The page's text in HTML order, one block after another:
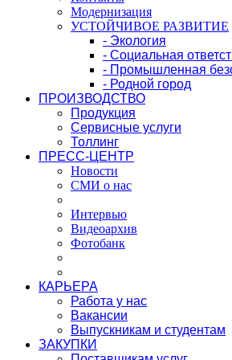
Модернизация
УСТОЙЧИВОЕ РАЗВИТИЕ
- Экология
- Социальная
- Промышленная
- Родной город
ПРОИЗВОДСТВО
Продукция
Сервисные услуги
Толлинг
ПРЕСС-ЦЕНТР
Новости
СМИ о нас
Интервью
Видеоархив
Фотобанк
КАРЬЕРА
Работа у нас
Вакансии
Выпускникам и студентам
ЗАКУПКИ